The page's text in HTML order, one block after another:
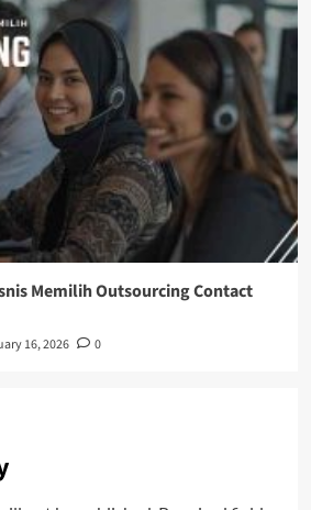
Memilih Outsourcing Contact
16, 2026 0